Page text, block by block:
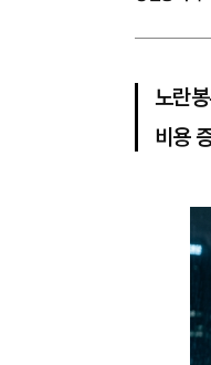
노란
비용